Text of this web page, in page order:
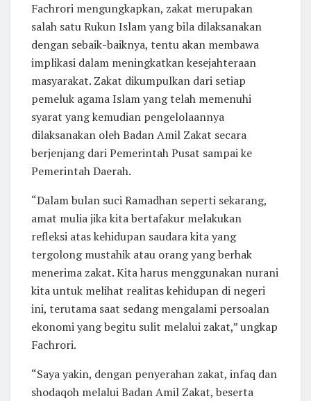
Fachrori mengungkapkan, zakat merupakan
salah satu Rukun Islam yang bila dilaksanakan
dengan sebaik-baiknya, tentu akan membawa
implikasi dalam meningkatkan kesejahteraan
masyarakat. Zakat dikumpulkan dari setiap
pemeluk agama Islam yang telah memenuhi
syarat yang kemudian pengelolaannya
dilaksanakan oleh Badan Amil Zakat secara
berjenjang dari Pemerintah Pusat sampai ke
Pemerintah Daerah.
“Dalam bulan suci Ramadhan seperti sekarang,
amat mulia jika kita bertafakur melakukan
refleksi atas kehidupan saudara kita yang
tergolong mustahik atau orang yang berhak
menerima zakat. Kita harus menggunakan nurani
kita untuk melihat realitas kehidupan di negeri
ini, terutama saat sedang mengalami persoalan
ekonomi yang begitu sulit melalui zakat,” ungkap
Fachrori.
“Saya yakin, dengan penyerahan zakat, infaq dan
shodaqoh melalui Badan Amil Zakat, beserta